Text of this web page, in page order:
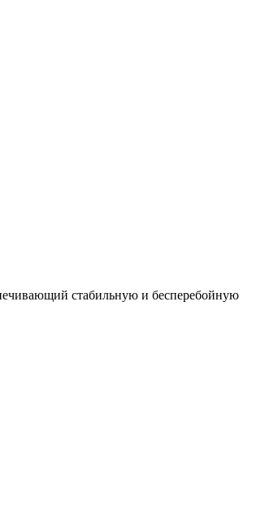
стабильную и бесперебойную